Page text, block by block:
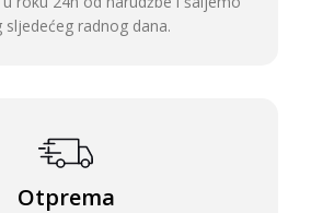
sljedećeg radnog dana.
Otprema